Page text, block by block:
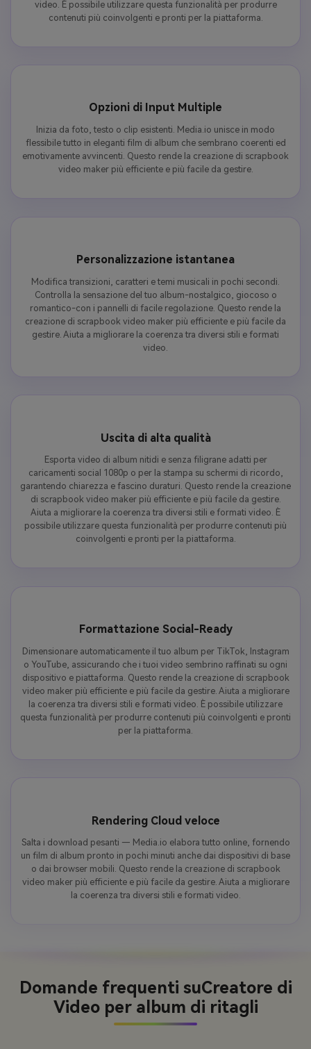
video. È possibile utilizzare questa funzionalità per produrre
contenuti più coinvolgenti e pronti per la piattaforma.
Opzioni di Input Multiple
Inizia da foto, testo o clip esistenti. Media.io unisce in modo
flessibile tutto in eleganti film di album che sembrano coerenti ed
emotivamente avvincenti. Questo rende la creazione di scrapbook
video maker più efficiente e più facile da gestire.
Personalizzazione istantanea
Modifica transizioni, caratteri e temi musicali in pochi secondi.
Controlla la sensazione del tuo album-nostalgico, giocoso o
romantico-con i pannelli di facile regolazione. Questo rende la
creazione di scrapbook video maker più efficiente e più facile da
gestire. Aiuta a migliorare la coerenza tra diversi stili e formati
video.
Uscita di alta qualità
Esporta video di album nitidi e senza filigrane adatti per
caricamenti social 1080p o per la stampa su schermi di ricordo,
garantendo chiarezza e fascino duraturi. Questo rende la creazione
di scrapbook video maker più efficiente e più facile da gestire.
Aiuta a migliorare la coerenza tra diversi stili e formati video. È
possibile utilizzare questa funzionalità per produrre contenuti più
coinvolgenti e pronti per la piattaforma.
Formattazione Social-Ready
Dimensionare automaticamente il tuo album per TikTok, Instagram
o YouTube, assicurando che i tuoi video sembrino raffinati su ogni
dispositivo e piattaforma. Questo rende la creazione di scrapbook
video maker più efficiente e più facile da gestire. Aiuta a migliorare
la coerenza tra diversi stili e formati video. È possibile utilizzare
questa funzionalità per produrre contenuti più coinvolgenti e pronti
per la piattaforma.
Rendering Cloud veloce
Salta i download pesanti — Media.io elabora tutto online, fornendo
un film di album pronto in pochi minuti anche dai dispositivi di base
o dai browser mobili. Questo rende la creazione di scrapbook
video maker più efficiente e più facile da gestire. Aiuta a migliorare
la coerenza tra diversi stili e formati video.
Domande frequenti suCreatore di
Video per album di ritagli